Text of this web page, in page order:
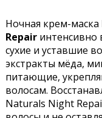
Ночная крем-маска
Repair интенсивно
сухие и уставшие
экстракты мёда,
питающие,
волосам.
Naturals Night